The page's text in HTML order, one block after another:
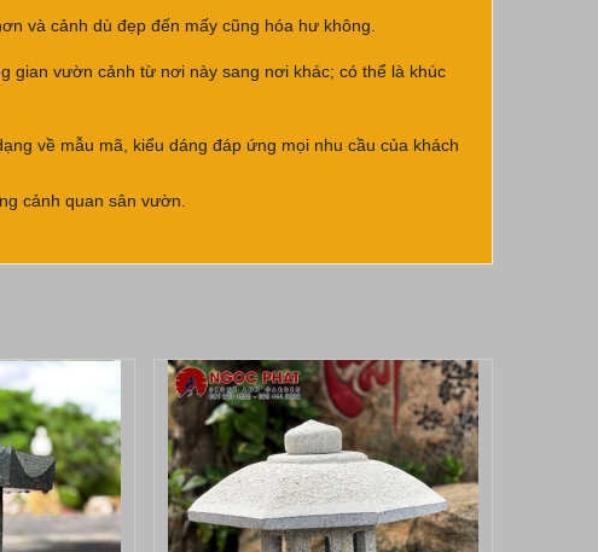
và cảnh dù đẹp đến mấy cũng hóa hư không.
gian vườn cảnh từ nơi này sang nơi khác; có thể là khúc
về mẫu mã, kiểu dáng đáp ứng mọi nhu cầu của khách
cảnh quan sân vườn.